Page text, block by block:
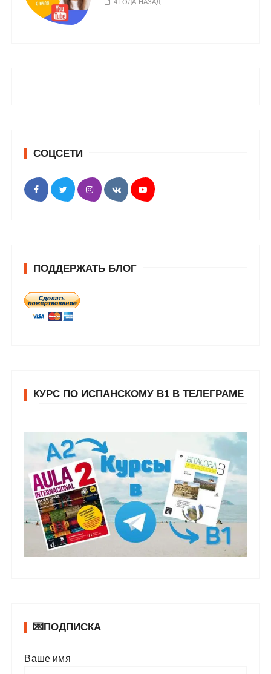
4 ГОДА НАЗАД
СОЦСЕТИ
ПОДДЕРЖАТЬ БЛОГ
КУРС ПО ИСПАНСКОМУ В1 В ТЕЛЕГРАМЕ
💌ПОДПИСКА
Ваше имя